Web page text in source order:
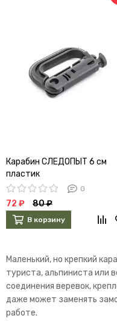
Карабин СЛЕДОПЫТ 6 см
пластик
0
72 ₽ 80 ₽
В корзину
Маленький, но крепкий
туриста, альпиниста или
соединения веревок,
даже может заменять
работе.